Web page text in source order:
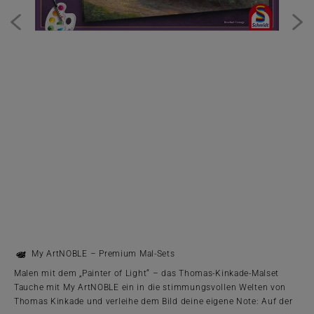
My ArtNOBLE – Premium Mal-Sets
Malen mit dem „Painter of Light“ – das Thomas-Kinkade-Malset
Tauche mit My ArtNOBLE ein in die stimmungsvollen Welten von
Thomas Kinkade und verleihe dem Bild deine eigene Note: Auf der